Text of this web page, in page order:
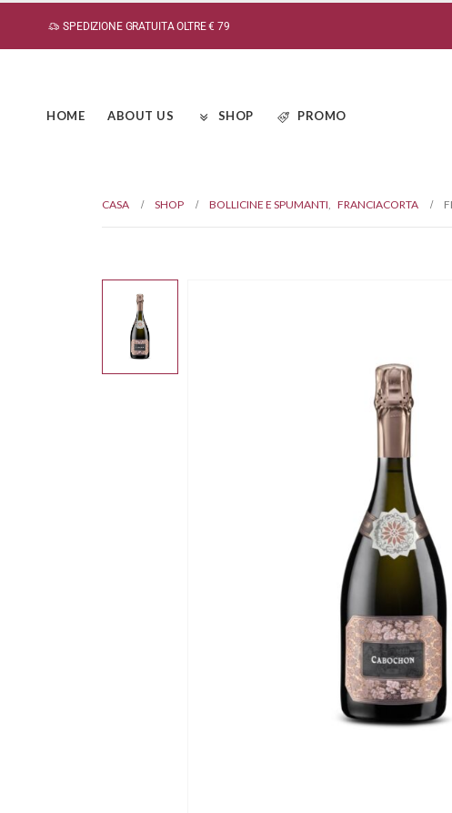
SPEDIZIONE GRATUITA OLTRE € 79
HOME ABOUT US SHOP PROMO
CASA SHOP BOLLICINE E SPUMANTI FRANCIACORTA